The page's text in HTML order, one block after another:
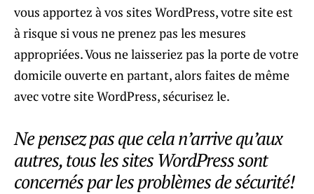
vous apportez à vos sites WordPress, votre site est
à risque si vous ne prenez pas les mesures
appropriées. Vous ne laisseriez pas la porte de votre
domicile ouverte en partant, alors faites de même
avec votre site WordPress, sécurisez le.
Ne pensez pas que cela n’arrive qu’aux
autres, tous les sites WordPress sont
concernés par les problèmes de sécurité!